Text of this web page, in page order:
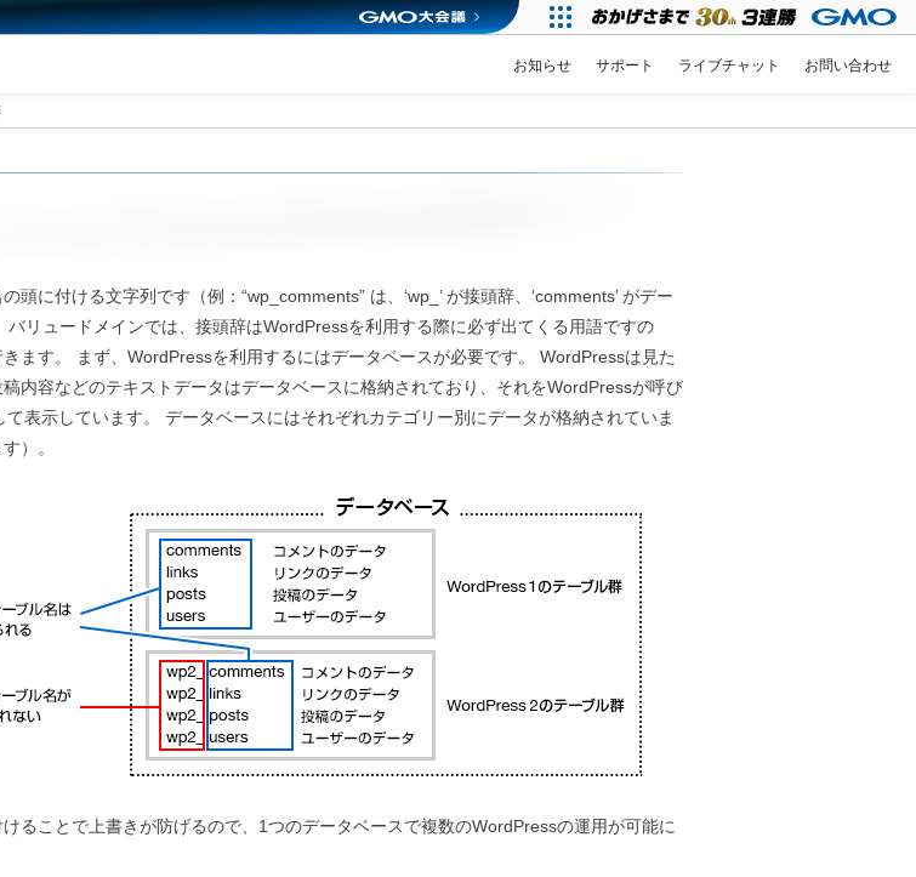
お知らせ サポート ライブチャット お問い合わせ
頭に付ける文字列です（例：“wp_comments” は、‘wp_’ が接頭辞、‘comments’ がデー
バリュードメインでは、接頭辞はWordPressを利用する際に必ず出てくる用語ですの
ます。 まず、WordPressを利用するにはデータベースが必要です。 WordPressは見た
内容などのテキストデータはデータベースに格納されており、それをWordPressが呼び
て表示しています。 データベースにはそれぞれカテゴリー別にデータが格納されていま
）。
ることで上書きが防げるので、1つのデータベースで複数のWordPressの運用が可能に